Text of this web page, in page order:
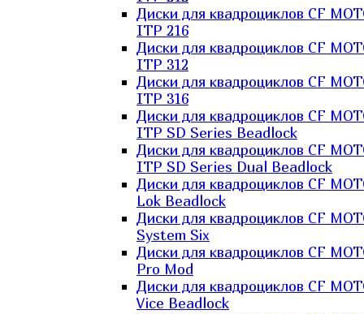
Диски для квадроциклов CF
ITP 216
Диски для квадроциклов CF
ITP 312
Диски для квадроциклов CF
ITP 316
Диски для квадроциклов CF
ITP SD Series Beadlock
Диски для квадроциклов CF
ITP SD Series Dual Beadlock
Диски для квадроциклов CF
Lok Beadlock
Диски для квадроциклов CF
System Six
Диски для квадроциклов CF
Pro Mod
Диски для квадроциклов CF
Vice Beadlock